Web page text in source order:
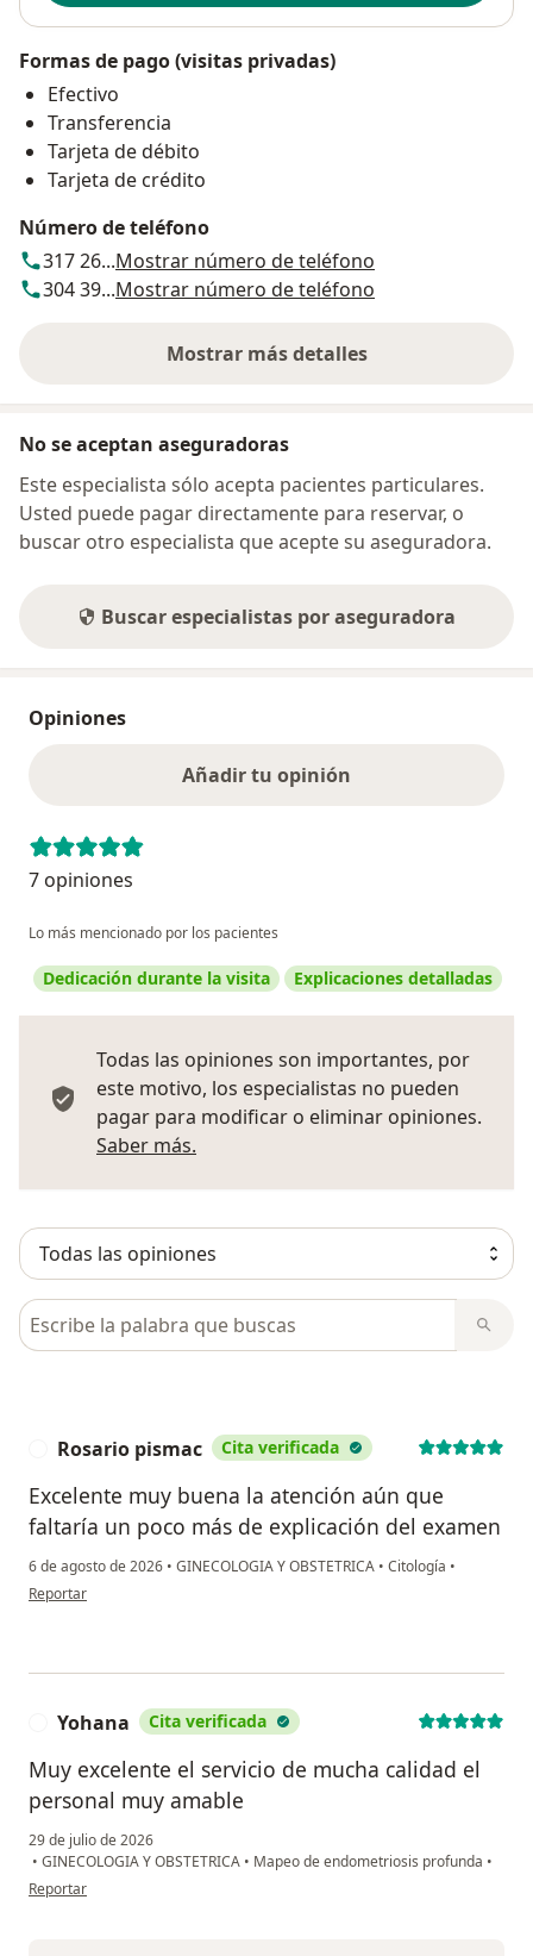
Formas de pago (visitas privadas)
Efectivo
Transferencia
Tarjeta de débito
Tarjeta de crédito
Número de teléfono
317 26...Mostrar número de teléfono
304 39...Mostrar número de teléfono
Mostrar más detalles
sobre la dirección
No se aceptan aseguradoras
Este especialista sólo acepta pacientes particulares.
Usted puede pagar directamente para reservar, o
buscar otro especialista que acepte su aseguradora.
Buscar especialistas por aseguradora
Opiniones
Añadir tu opinión
7 opiniones
Lo más mencionado por los pacientes
Dedicación durante la visita Explicaciones detalladas
Todas las opiniones son importantes, por
este motivo, los especialistas no pueden
pagar para modificar o eliminar opiniones.
Saber más.
Busca en opiniones
Rosario pismac Cita verificada
Excelente muy buena la atención aún que
faltaría un poco más de explicación del examen
6 de agosto de 2026 • GINECOLOGIA Y OBSTETRICA • Citología •
en opinión del usuario Rosario pismac
Reportar
Yohana Cita verificada
Muy excelente el servicio de mucha calidad el
personal muy amable
29 de julio de 2026
• GINECOLOGIA Y OBSTETRICA • Mapeo de endometriosis profunda •
en opinión del usuario Yohana
Reportar